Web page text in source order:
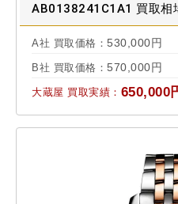
AB0138241C1A1 買取相
A社 買取価格： 530,000円
B社 買取価格： 570,000円
大蔵屋 買取実績： 650,000